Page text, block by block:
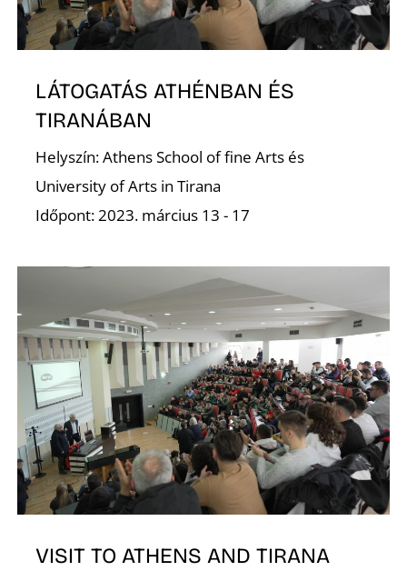
LÁTOGATÁS ATHÉNBAN ÉS
TIRANÁBAN
Helyszín: Athens School of fine Arts és
University of Arts in Tirana
Időpont: 2023. március 13 - 17
VISIT TO ATHENS AND TIRANA